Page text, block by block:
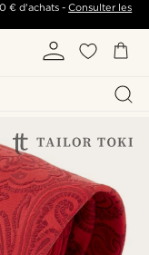
€d'achats -Consulter les